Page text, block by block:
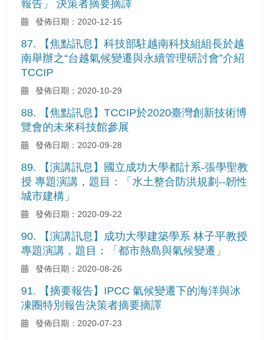
報告」 決策者摘要摘譯
發佈日期：2020-12-15
87. 【焦點訊息】科技部駐越南科技組組長於越
南舉辦之“台越氣候變遷與永續管理研討會”介紹
TCCIP
發佈日期：2020-10-29
88. 【焦點訊息】TCCIP於2020臺灣創新技術博
覽會的未來科技館參展
發佈日期：2020-09-28
89. 【演講訊息】國立成功大學都計系-張學聖教
授 專題演講，題目：「水土整合防洪規劃--韌性
城市建構」
發佈日期：2020-09-22
90. 【演講訊息】成功大學建築學系 林子平教授
專題演講，題目：「都市熱島與氣候變遷」
發佈日期：2020-08-26
91. 【摘要報告】IPCC 氣候變遷下的海洋與冰
凍圈特別報告決策者摘要摘譯
發佈日期：2020-07-23